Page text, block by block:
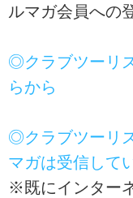
ルマガ会員への
◎クラブツーリ
らから
◎クラブツーリ
マガは受信して
※既にインター